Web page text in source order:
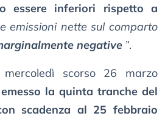
essere inferiori rispetto a
emissioni nette sul comparto
negative ”.
scorso 26 marzo
la quinta tranche del
scadenza al 25 febbraio